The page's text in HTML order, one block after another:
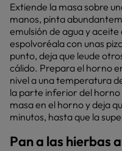
Extiende la masa sobre
manos, pinta
emulsión de agua y
espolvoréala con unas
punto, deja que leude
cálido. Prepara el horno
nivel a una temperatura
la parte inferior del horno
masa en el horno y deja
minutos, hasta que la
Pan a las hierbas